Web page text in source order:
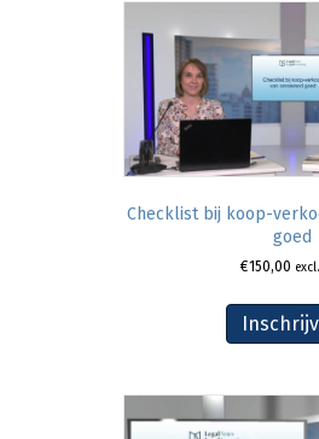
Checklist bij koop-
goed
€150,00